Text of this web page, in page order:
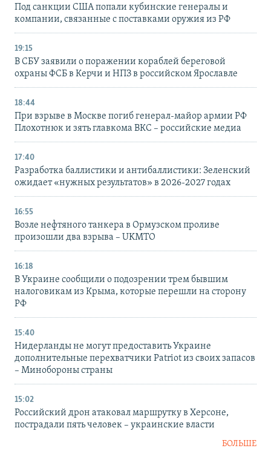
Под санкции США попали кубинские генералы и
компании, связанные с поставками оружия из РФ
19:15
В СБУ заявили о поражении кораблей береговой
охраны ФСБ в Керчи и НПЗ в российском Ярославле
18:44
При взрыве в Москве погиб генерал-майор армии РФ
Плохотнюк и зять главкома ВКС – российские медиа
17:40
Разработка баллистики и антибаллистики: Зеленский
ожидает «нужных результатов» в 2026-2027 годах
16:55
Возле нефтяного танкера в Ормузском проливе
произошли два взрыва – UKMTO
16:18
В Украине сообщили о подозрении трем бывшим
налоговикам из Крыма, которые перешли на сторону
РФ
15:40
Нидерланды не могут предоставить Украине
дополнительные перехватчики Patriot из своих запасов
– Минобороны страны
15:02
Российский дрон атаковал маршрутку в Херсоне,
пострадали пять человек – украинские власти
БОЛЬШЕ